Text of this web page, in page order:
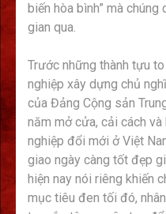
biến hòa bình” mà
gian qua.
Trước những thành tựu
nghiệp xây dựng chủ
của Đảng Cộng sản
năm mở cửa, cải cách
nghiệp đổi mới ở Việt
giao ngày càng tốt đẹp
hiện nay nói riêng khiến
mục tiêu đen tối đó,